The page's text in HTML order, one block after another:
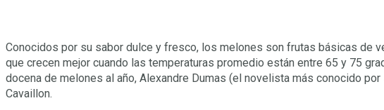
Conocidos por su sabor dulce y fresco, los melones son frutas básicas de
que crecen mejor cuando las temperaturas promedio están entre 65 y 75
docena de melones al año, Alexandre Dumas (el novelista más conocido
Cavaillon.